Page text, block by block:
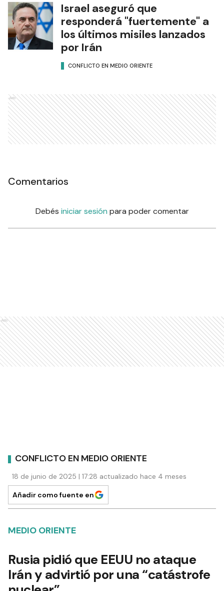
Israel aseguró que
responderá "fuertemente" a
los últimos misiles lanzados
por Irán
CONFLICTO EN MEDIO ORIENTE
Ads
Comentarios
Debés iniciar sesión para poder comentar
Ads
CONFLICTO EN MEDIO ORIENTE
18 de junio de 2025 | 17:28 actualizado hace 4 meses
Añadir como fuente en
MEDIO ORIENTE
Rusia pidió que EEUU no ataque
Irán y advirtió por una “catástrofe